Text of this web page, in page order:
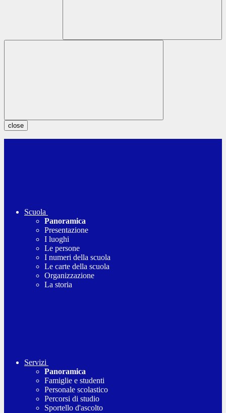
close
Scuola
Panoramica
Presentazione
I luoghi
Le persone
I numeri della scuola
Le carte della scuola
Organizzazione
La storia
Servizi
Panoramica
Famiglie e studenti
Personale scolastico
Percorsi di studio
Sportello d'ascolto